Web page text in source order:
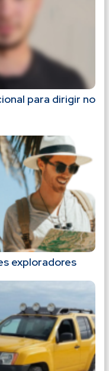
para dirigir no
exploradores